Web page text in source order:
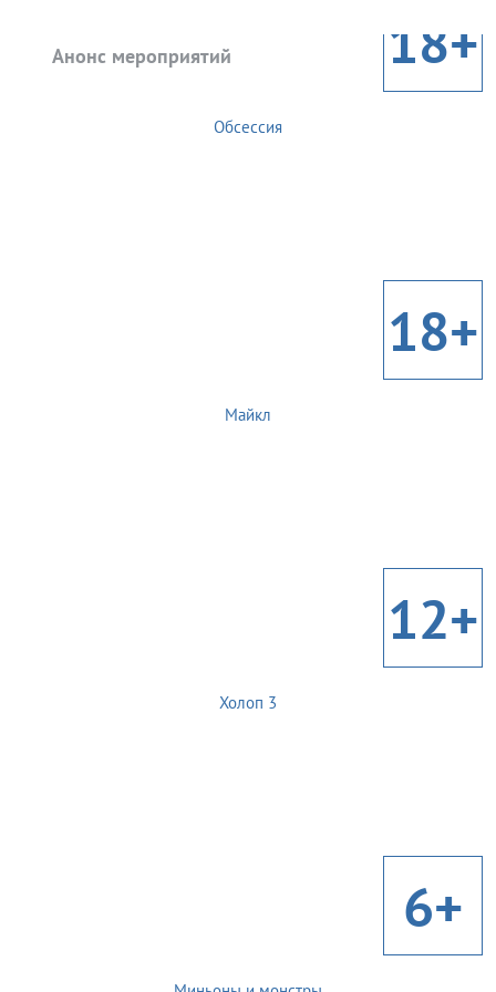
Анонс мероприятий 18+
Обсессия
18+
Майкл
12+
Холоп 3
6+